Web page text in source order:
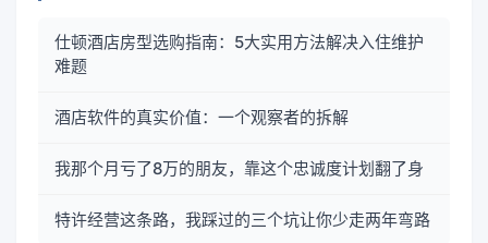
仕顿酒店房型选购指南：5大实用方法解决入住维护
难题
酒店软件的真实价值：一个观察者的拆解
我那个月亏了8万的朋友，靠这个忠诚度计划翻了身
特许经营这条路，我踩过的三个坑让你少走两年弯路